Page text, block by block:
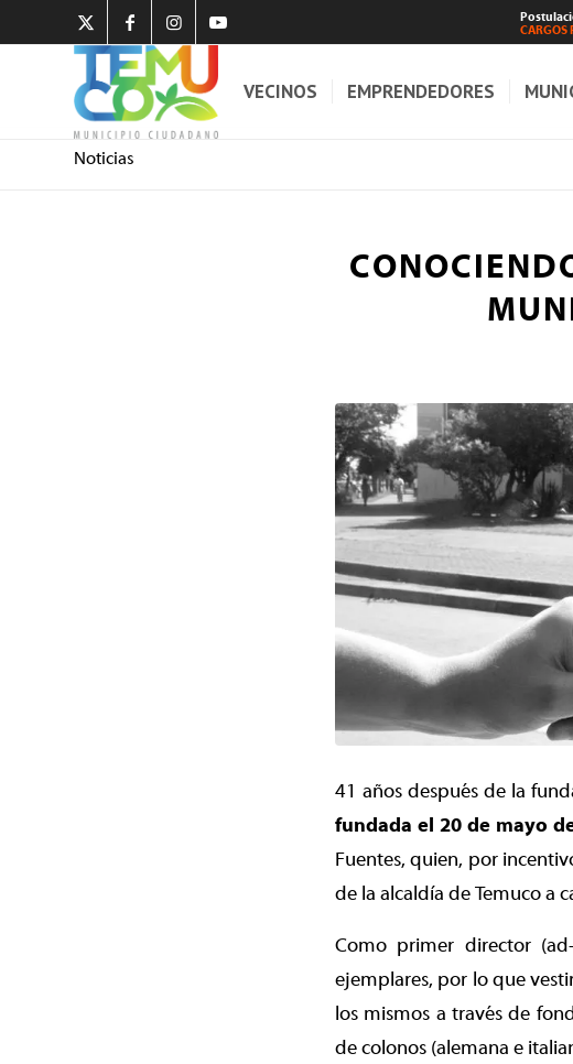
CARGOS
VECINOS EMPRENDEDORES
Noticias
41 años después de la
fundada el 20 de mayo
Fuentes, quien, por
de la alcaldía de Temuco a
Como primer director
ejemplares, por lo que
los mismos a través de
de colonos (alemana e